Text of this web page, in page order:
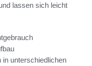
lassen sich leicht
in unterschiedlichen